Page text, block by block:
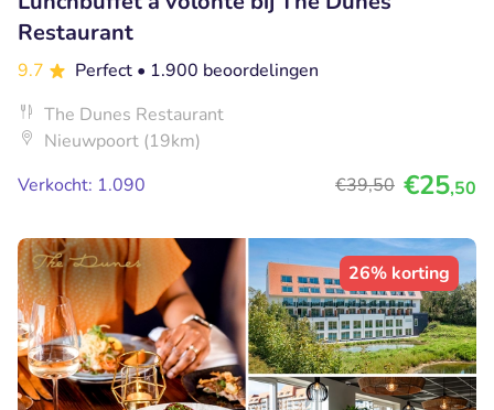
Restaurant
9.7 Perfect • 1.900 beoordelingen
The Dunes Restaurant
Nieuwpoort (19km)
Verkocht: 1.090
€39,50 €25,50
26% korting